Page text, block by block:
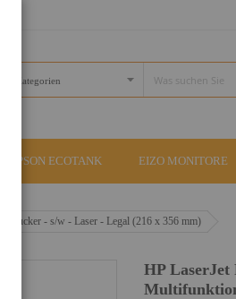
EPSON ECOTANK EIZO MONITORE
- s/w - Laser - Legal (216 x 356 mm)
HP LaserJet